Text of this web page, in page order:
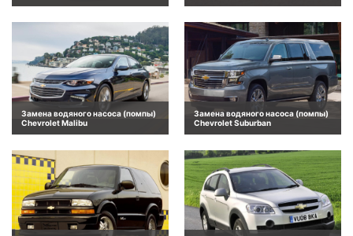
Замена водяного насоса (помпы)
Chevrolet Malibu
Замена водяного насоса (помпы)
Chevrolet Suburban